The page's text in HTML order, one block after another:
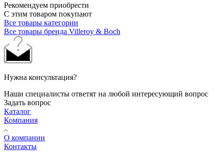
Рекомендуем приобрести
С этим товаром покупают
Все товары категории
Все товары бренда Villeroy & Boch
Нужна консультация?
Наши специалисты ответят на любой интересующий вопрос
Задать вопрос
Каталог
Компания
О компании
Контакты